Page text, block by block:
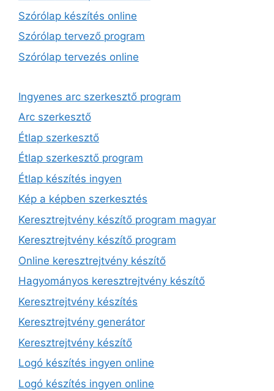
Szórólap készítés online
Szórólap tervező program
Szórólap tervezés online
Ingyenes arc szerkesztő program
Arc szerkesztő
Étlap szerkesztő
Étlap szerkesztő program
Étlap készítés ingyen
Kép a képben szerkesztés
Keresztrejtvény készítő program magyar
Keresztrejtvény készítő program
Online keresztrejtvény készítő
Hagyományos keresztrejtvény készítő
Keresztrejtvény készítés
Keresztrejtvény generátor
Keresztrejtvény készítő
Logó készítés ingyen online
Logó készítés ingyen online